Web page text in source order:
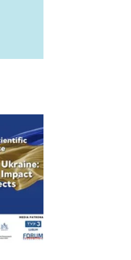
obecny, wyzwania i
Konferencja Naukowa pt.